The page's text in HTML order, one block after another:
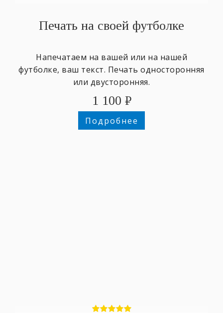
Печать на своей футболке
Напечатаем на вашей или на нашей
футболке, ваш текст. Печать односторонняя
или двусторонняя.
1 100 ₽
Подробнее